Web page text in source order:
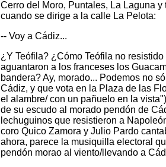
Cerro del Moro, Puntales, La Laguna
cuando se dirige a la calle La Pelota:
-- Voy a Cádiz...
¿Y Teófila? ¿Cómo Teófila no
aguantaron a los franceses los
bandera? Ay, morado... Podemos no
Cádiz, y que vota en la Plaza de las
el alambre/ con un pañuelo en la
de su escudo al morado pendón de
lechuguinos que resistieron a
coro Quico Zamora y Julio Pardo
ahora, parece la musiquilla electoral
pendón morao al viento/llevando a